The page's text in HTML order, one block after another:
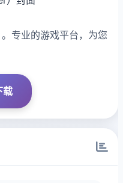
专业的游戏平台，为您
载